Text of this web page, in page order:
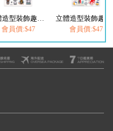
會員價:$47
會員價:$47